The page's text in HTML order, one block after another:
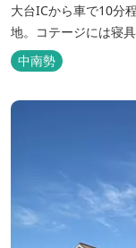
大台ICから車で10分
地。コテージには寝
わず楽しめます。 食
能なシャワールーム
す。施設内には噺野
中南勢